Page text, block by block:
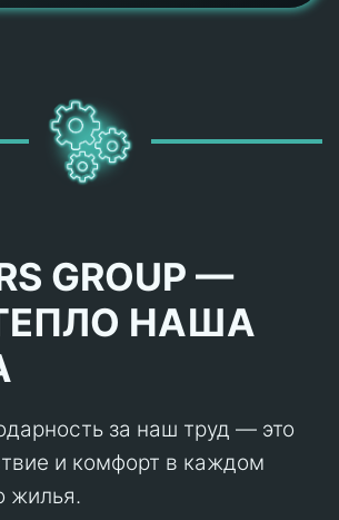
GROUP —
НАША
за наш труд — это
и комфорт в каждом
жилья.